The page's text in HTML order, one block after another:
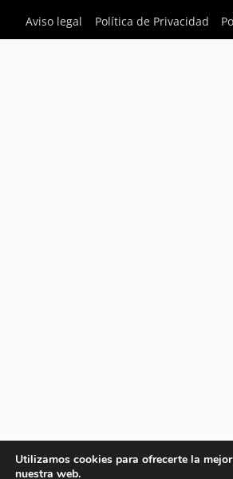
Aviso legal
Política de Privacidad
Utilizamos cookies para ofrecerte la
nuestra web.